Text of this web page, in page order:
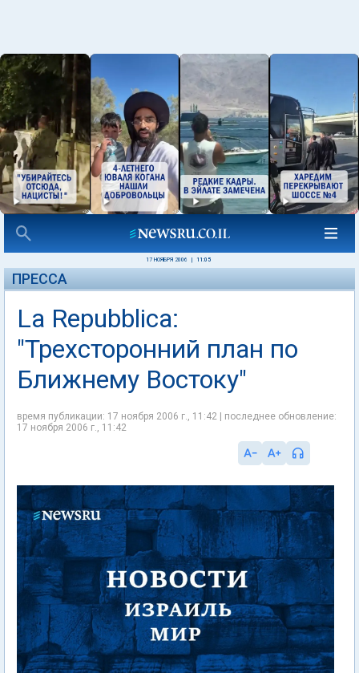
17 НОЯБРЯ 2006 11:05
ПРЕССА
La Repubblica:
"Трехсторонний план по
Ближнему Востоку"
время публикации: 17 ноября 2006 г., 11:42 | последнее обновление:
17 ноября 2006 г., 11:42